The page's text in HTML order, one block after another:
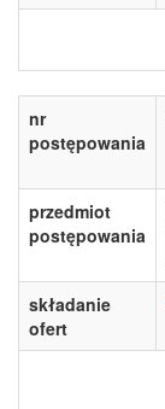
nr
postępowania
przedmiot
postępowania
składanie
ofert